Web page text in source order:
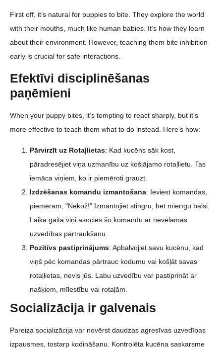
First off, it’s natural for puppies to bite. They explore the world
with their mouths, much like human babies. It’s how they learn
about their environment. However, teaching them bite inhibition
early is crucial for safe interactions.
Efektīvi disciplinēšanas
paņēmieni
When your puppy bites, it’s tempting to react sharply, but it’s
more effective to teach them what to do instead. Here’s how:
Pārvirzīt uz Rotaļlietas: Kad kucēns sāk kost,
pāradresējiet viņa uzmanību uz košļājamo rotaļlietu. Tas
iemāca viņiem, ko ir piemēroti grauzt.
Izdzēšanas komandu izmantošana: Ieviest komandas,
piemēram, "Nekož!" Izmantojiet stingru, bet mierīgu balsi.
Laika gaitā viņi asociēs šo komandu ar nevēlamas
uzvedības pārtraukšanu.
Pozitīvs pastiprinājums: Apbalvojiet savu kucēnu, kad
viņš pēc komandas pārtrauc kodumu vai košļāt savas
rotaļlietas, nevis jūs. Labu uzvedību var pastiprināt ar
našķiem, mīlestību vai rotaļām.
Socializācija ir galvenais
Pareiza socializācija var novērst daudzas agresīvas uzvedības
izpausmes, tostarp kodināšanu. Kontrolēta kucēna saskarsme